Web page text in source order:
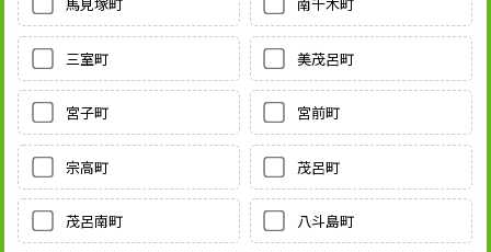
馬見塚町 南千木町
三室町 美茂呂町
宮子町 宮前町
宗高町 茂呂町
茂呂南町 八斗島町